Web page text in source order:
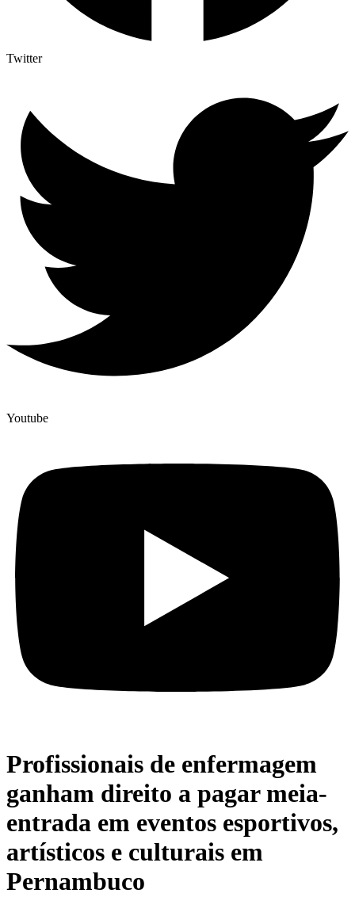
Twitter
Youtube
Profissionais de enfermagem
ganham direito a pagar meia-
entrada em eventos esportivos,
artísticos e culturais em
Pernambuco